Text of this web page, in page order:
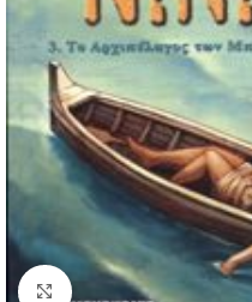
Κλικ για μεγέθυνση